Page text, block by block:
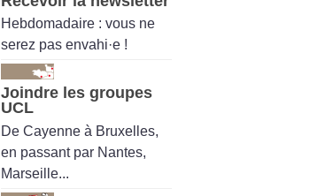
Hebdomadaire : vous ne
serez pas envahi·e !
Joindre les groupes
UCL
De Cayenne à Bruxelles,
en passant par Nantes,
Marseille...